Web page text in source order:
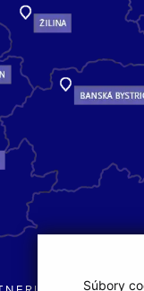
Súbory